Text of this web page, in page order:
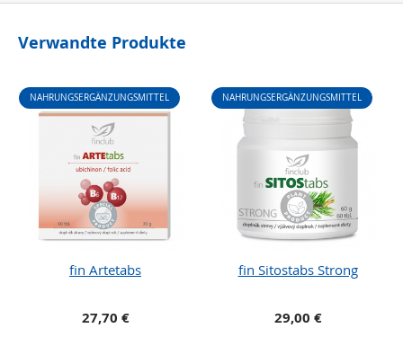
Verwandte Produkte
fin Artetabs
NAHRUNGSERGÄNZUNGSMITTEL
27,70 €
fin Sitostabs Strong
NAHRUNGSERGÄNZUNGSMITTEL
29,00 €